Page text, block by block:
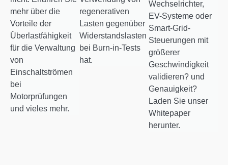
mehr über die
Vorteile der
Überlastfähigkeit
für die Verwaltung
von
Einschaltströmen
bei
Motorprüfungen
und vieles mehr.
regenerativen
Lasten gegenüber
Widerstandslasten
bei Burn-in-Tests
hat.
Wechselrichter,
EV-Systeme oder
Smart-Grid-
Steuerungen mit
größerer
Geschwindigkeit
validieren? und
Genauigkeit?
Laden Sie unser
Whitepaper
herunter.